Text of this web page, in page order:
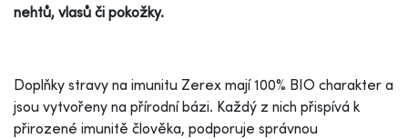
nehtů, vlasů či pokožky.
Doplňky stravy na imunitu Zerex mají 100% BIO charakter a
jsou vytvořeny na přírodní bázi. Každý z nich přispívá k
přirozené imunitě člověka, podporuje správnou